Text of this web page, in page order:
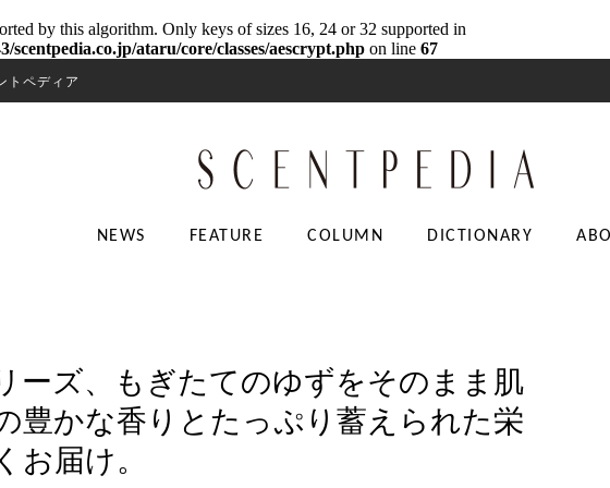
by this algorithm. Only keys of sizes 16, 24 or 32 supported in
scentpedia.co.jp/ataru/core/classes/aescrypt.php on line 67
トペディア
NEWS FEATURE COLUMN DICTIONARY
ーズ、もぎたてのゆずをそのまま肌
豊かな香りとたっぷり蓄えられた栄
お届け。